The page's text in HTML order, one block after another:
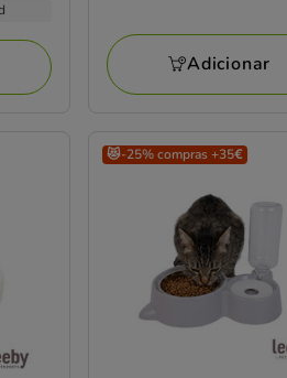
Adicionar
😻-25% compras +35€